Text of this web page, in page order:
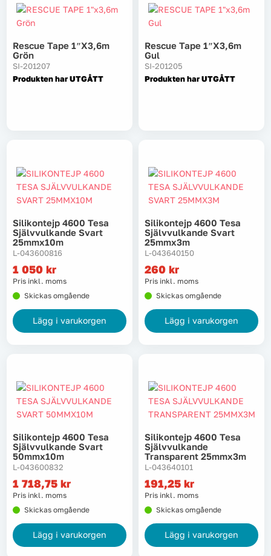
Verktyg
Värme, VVS & inomhusklimat
Varumärken Videoklipp
Om oss Kontakta oss
Rescue Tape 1″x3,6m
Grön
SI-201207
Produkten har UTGÅTT
Rescue Tape 1″x3,6m
Gul
SI-201205
Produkten har UTGÅTT
Silikontejp 4600 Tesa
Självvulkande Svart
25mmx10m
L-043600816
1 050 kr
Pris inkl. moms
Skickas omgående
Lägg i varukorgen
Silikontejp 4600 Tesa
Självvulkande Svart
25mmx3m
L-043640150
260 kr
Pris inkl. moms
Skickas omgående
Lägg i varukorgen
Silikontejp 4600 Tesa
Självvulkande Svart
50mmx10m
L-043600832
1 718,75 kr
Pris inkl. moms
Skickas omgående
Lägg i varukorgen
Silikontejp 4600 Tesa
Självvulkande
Transparent 25mmx3m
L-043640101
191,25 kr
Pris inkl. moms
Skickas omgående
Lägg i varukorgen